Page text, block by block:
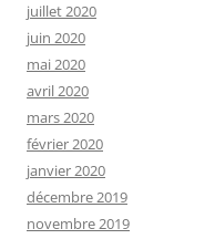
juillet 2020
juin 2020
mai 2020
avril 2020
mars 2020
février 2020
janvier 2020
décembre 2019
novembre 2019